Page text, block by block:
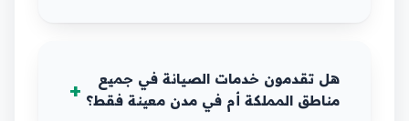
هل تقدمون خدمات الصيانة في جميع
مناطق المملكة أم في مدن معينة فقط؟